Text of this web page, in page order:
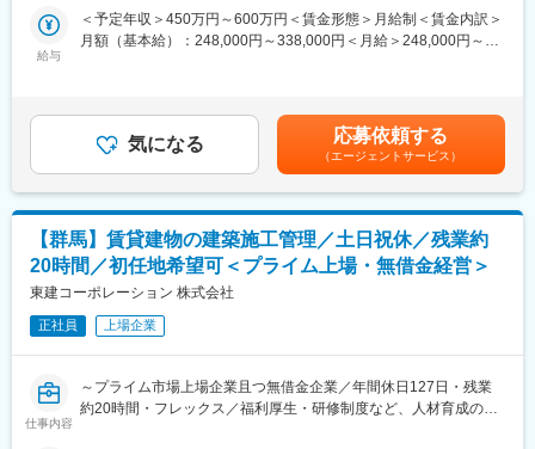
安全性・環境性能を支えてきた50年以上の実績があります。
高崎にいながら都市圏レベルの案件に携われる点が大きな魅力
で、さまざまな建物計画に関わりながら実践的な専門スキルを身
■業務内容
建築図面（意匠・設備）をもとに建物性能を整理・評価し、設計
■業務詳細：環境（省エネ）
建物仕様を図面から読み取り、エネルギー消費量を分析。法基準
値を出すだけではなく、背景を読み解き改善の方向性を示してい
くことが重要です。
■やりがい
設計者と課題を整理し、計画の方向性を共につくる“伴走型コンサ
給与
＜予定年収＞450万円～600万円＜賃金形態＞月給制＜賃金内訳＞
月額（基本給）：248,000円～338,000円＜月給＞248,000円～
ます。■賞与実績：年2回 ■人事評価制度：年2回賃金はあくまでも
目安の金額であり、選考を通じて上下する可能性があります。月
給(月額)は固定手当を含めた表記です。
気になる 応募依頼する
（エージェントサービス）
【群馬】賃貸建物の建築施工管理／土日祝休／残業約
20時間／初任地希望可＜プライム上場・無借金経営＞
東建コーポレーション 株式会社
正社員 上場企業
仕事内容
～プライム市場上場企業且つ無借金企業／年間休日127日・残業
約20時間・フレックス／福利厚生・研修制度など、人材育成のた